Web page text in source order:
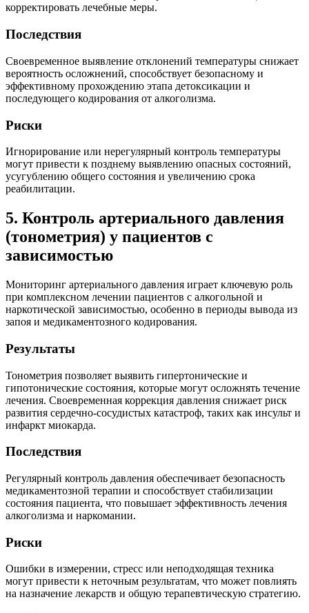
корректировать лечебные меры.
Последствия
Своевременное выявление отклонений температуры снижает
вероятность осложнений, способствует безопасному и
эффективному прохождению этапа детоксикации и
последующего кодирования от алкоголизма.
Риски
Игнорирование или нерегулярный контроль температуры
могут привести к позднему выявлению опасных состояний,
усугублению общего состояния и увеличению срока
реабилитации.
5. Контроль артериального давления
(тонометрия) у пациентов с
зависимостью
Мониторинг артериального давления играет ключевую роль
при комплексном лечении пациентов с алкогольной и
наркотической зависимостью, особенно в периоды вывода из
запоя и медикаментозного кодирования.
Результаты
Тонометрия позволяет выявить гипертонические и
гипотонические состояния, которые могут осложнять течение
лечения. Своевременная коррекция давления снижает риск
развития сердечно-сосудистых катастроф, таких как инсульт и
инфаркт миокарда.
Последствия
Регулярный контроль давления обеспечивает безопасность
медикаментозной терапии и способствует стабилизации
состояния пациента, что повышает эффективность лечения
алкоголизма и наркомании.
Риски
Ошибки в измерении, стресс или неподходящая техника
могут привести к неточным результатам, что может повлиять
на назначение лекарств и общую терапевтическую стратегию.